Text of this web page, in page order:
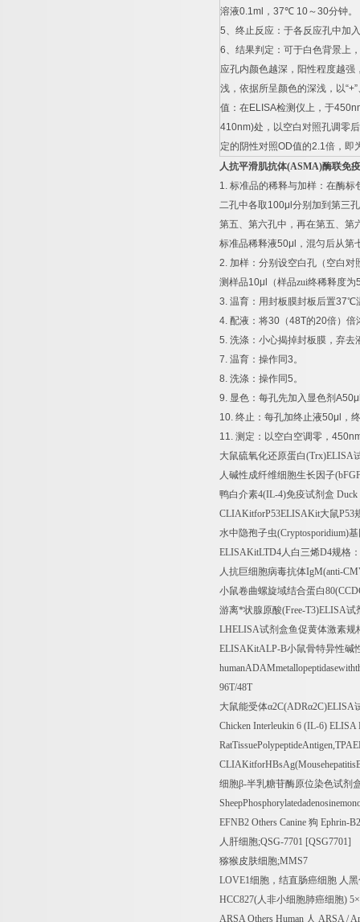
溶液0.1ml ， 37℃ 10～30分钟。
5、终止反应：于各反应孔中加入
6、结果判定：可于白色背景上
应孔内颜色越深，阳性程度越强
浅，依据所呈颜色的深浅，以“+”
值：在ELISA检测仪上，于
410nm)处，以空白对照孔调零
定的阴性对照OD值的2.1倍，即
人抗平滑肌抗体(ASMA)酶联免
1. 标准品的稀释与加样：在酶标
二孔中各取100μl 分别加到第三
第五、第六孔中，再在第五、第
标准品稀释液50μl
，混匀后从第
2. 加样：分别设空白孔（空白
测样品10μl （样品zui终稀释度为
3. 温育：用封板膜封板后置37℃
4. 配液：将30 （48T的20倍）倍
5. 洗涤：小心揭掉封板膜，弃去
7. 温育：操作同3。
8. 洗涤：操作同5。
9. 显色：每孔先加入显色剂
10. 终止：每孔加终止液50μl
，
11. 测定：以空白空调零，
大鼠硫氧化还原蛋白(Trx)ELISA
人碱性成纤维细胞生长因子
鸭白介素4(IL-4)免疫试剂盒 Duck
CLIAKitforP53ELISAKit大鼠P53
水中隐孢子虫(Cryptosporidium)
ELISAKitLTD4人白三烯D4规格：
人抗巨细胞病毒抗体IgM(anti-
小鼠卷曲螺旋域结合蛋白
游离*状腺原酸(Free-T3)ELISA试
LHELISA试剂盒鱼促黄体激素规
ELISAKitALP-B小鼠骨特异性碱
96T/48T
大鼠能受体α2C(ADRα2C)ELISA
Chicken Interleukin 6 (IL-6)
细胞β-半乳糖苷酶原位染色试剂
EFNB2 Others Canine 狗 Ephrin-
人肝细胞;QSG-7701 [QSG7701]
猕猴皮肤细胞;MMS7
LOVE1细胞，结直肠癌细胞 人
HCC827(人非小细胞肺癌细胞) 5×
ARSA Others Human 人 ARSA /